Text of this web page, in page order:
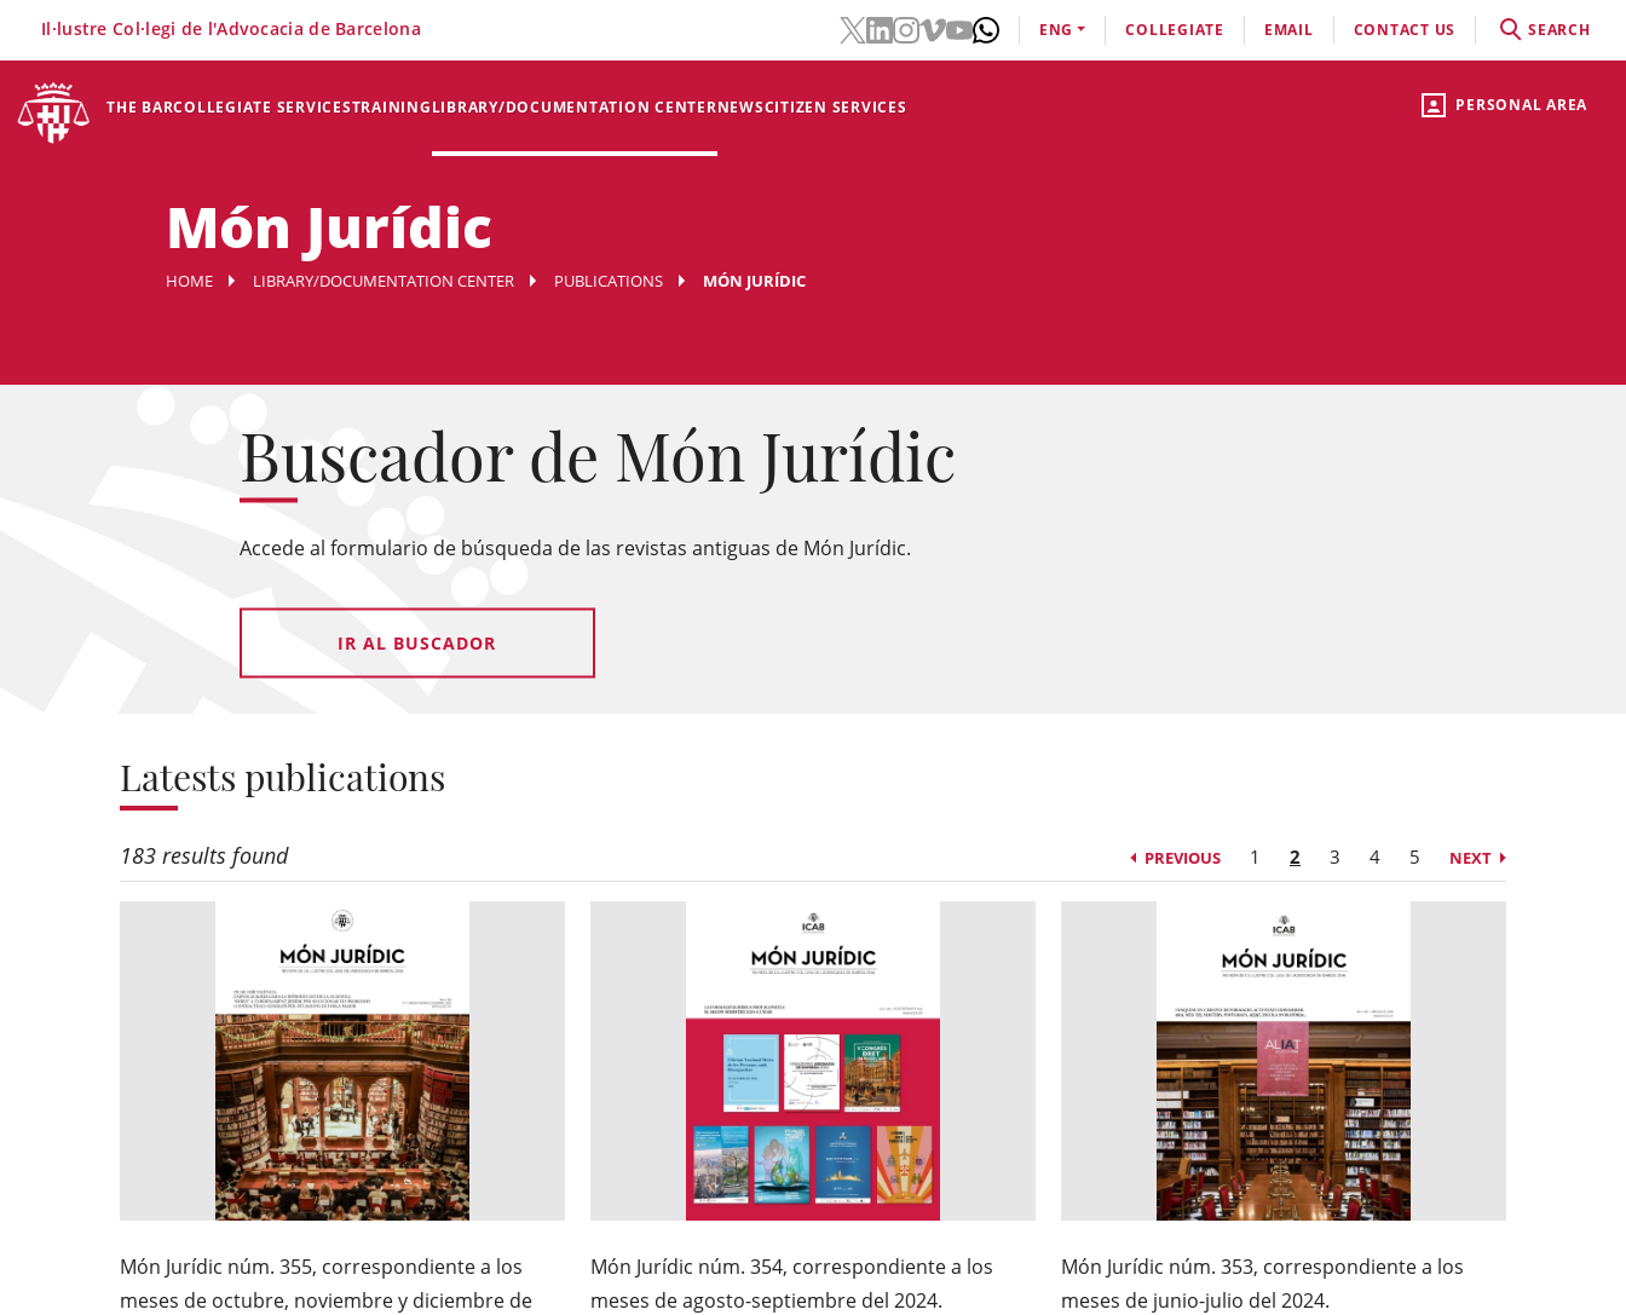
PERSONAL AREA
THE BARCOLLEGIATE SERVICESTRAININGLIBRARY/DOCUMENTATION CENTERNEWSCITIZEN SERVICES
Il·lustre Col·legi de l'Advocacia de Barcelona ENG COLLEGIATE EMAIL CONTACT US SEARCH
Món Jurídic
HOME LIBRARY/DOCUMENTATION CENTER PUBLICATIONS MÓN JURÍDIC
Buscador de Món Jurídic
Accede al formulario de búsqueda de las revistas antiguas de Món Jurídic.
IR AL BUSCADOR
Latests publications
183 results found PREVIOUS 1 2 3 4 5 NEXT
Món Jurídic núm. 355, correspondiente a los
meses de octubre, noviembre y diciembre de
Món Jurídic núm. 354, correspondiente a los
meses de agosto-septiembre del 2024.
Món Jurídic núm. 353, correspondiente a los
meses de junio-julio del 2024.